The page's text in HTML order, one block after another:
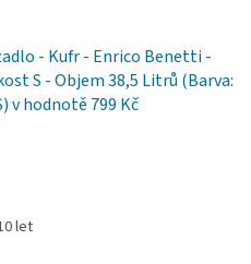
- Kufr - Enrico Benetti -
S - Objem 38,5 Litrů (Barva:
v hodnotě 799 Kč
let